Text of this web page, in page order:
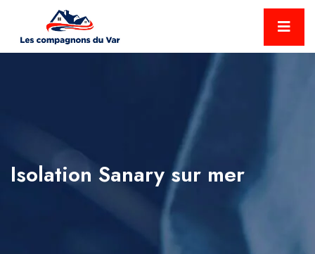
Isolation Sanary sur mer